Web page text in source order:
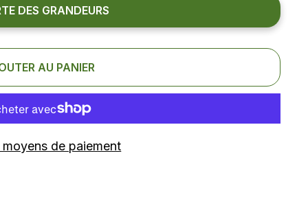
DES GRANDEURS
AU PANIER
moyens de paiement